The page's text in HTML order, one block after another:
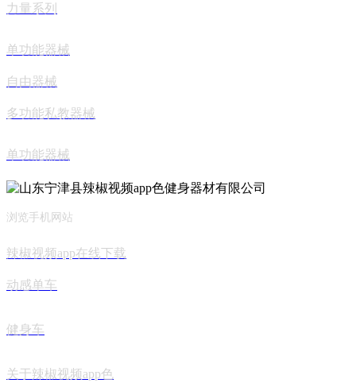
力量系列
单功能器械
自由器械
多功能私教器械
单功能器械
浏览手机网站
辣椒视频app在线下载
动感单车
健身车
关于辣椒视频app色